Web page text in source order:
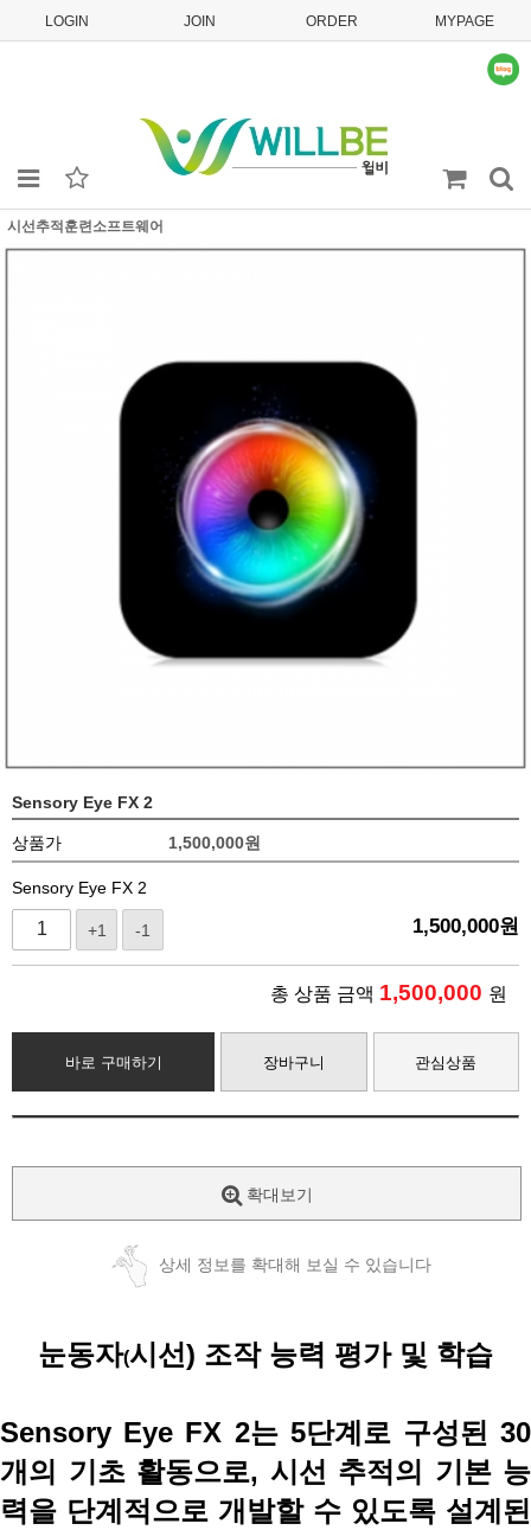
LOGIN JOIN ORDER MYPAGE
시선추적훈련소프트웨어
Sensory Eye FX 2
상품가 1,500,000원
Sensory Eye FX 2
+1 -1 1,500,000원
총 상품 금액 1,500,000 원
바로 구매하기 장바구니 관심상품
확대보기
상세 정보를 확대해 보실 수 있습니다
눈동자(시선) 조작 능력 평가 및 학습
Sensory Eye FX 2는 5단계로 구성된 30
개의 기초 활동으로, 시선 추적의 기본 능
력을 단계적으로 개발할 수 있도록 설계된